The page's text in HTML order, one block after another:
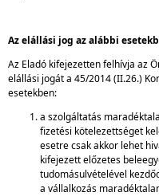
Az elállási jog az alábbi
Az Eladó kifejezetten felhívja az
elállási jogát a 45/2014 (II.26.)
esetekben:
a szolgáltatás
fizetési kötelezettséget
esetre csak akkor lehet
kifejezett előzetes
tudomásulvételével
a vállalkozás